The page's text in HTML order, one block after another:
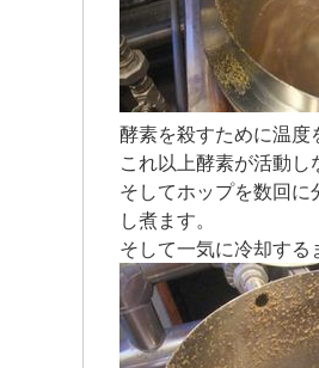
酵素を殺すために温度
これ以上酵素が活動
そしてホップを数回
し煮ます。
そして一気に冷却す